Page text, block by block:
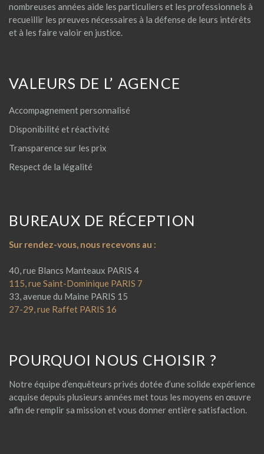
nombreuses années aide les particuliers et les professionnels à
recueillir les preuves nécessaires à la défense de leurs intérêts
et à les faire valoir en justice.
VALEURS DE L’ AGENCE
Accompagnement personnalisé
Disponibilité et réactivité
Transparence sur les prix
Respect de la légalité
BUREAUX DE RÉCEPTION
Sur rendez-vous, nous recevons au :
40, rue Blancs Manteaux PARIS 4
115, rue Saint-Dominique PARIS 7
33, avenue du Maine PARIS 15
27-29, rue Raffet PARIS 16
POURQUOI NOUS CHOISIR ?
Notre équipe d’enquêteurs privés dotée d’une solide expérience
acquise depuis plusieurs années met tous les moyens en œuvre
afin de remplir sa mission et vous donner entière satisfaction.